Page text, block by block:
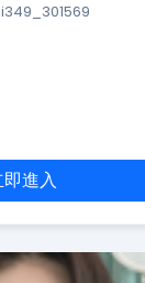
i349_301569
進入